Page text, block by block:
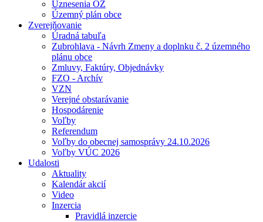
Uznesenia OZ
Územný plán obce
Zverejňovanie
Úradná tabuľa
Zubrohlava - Návrh Zmeny a doplnku č. 2 územného
plánu obce
Zmluvy, Faktúry, Objednávky
FZO - Archív
VZN
Verejné obstarávanie
Hospodárenie
Voľby
Referendum
Voľby do obecnej samosprávy 24.10.2026
Voľby VÚC 2026
Udalosti
Aktuality
Kalendár akcií
Video
Inzercia
Pravidlá inzercie